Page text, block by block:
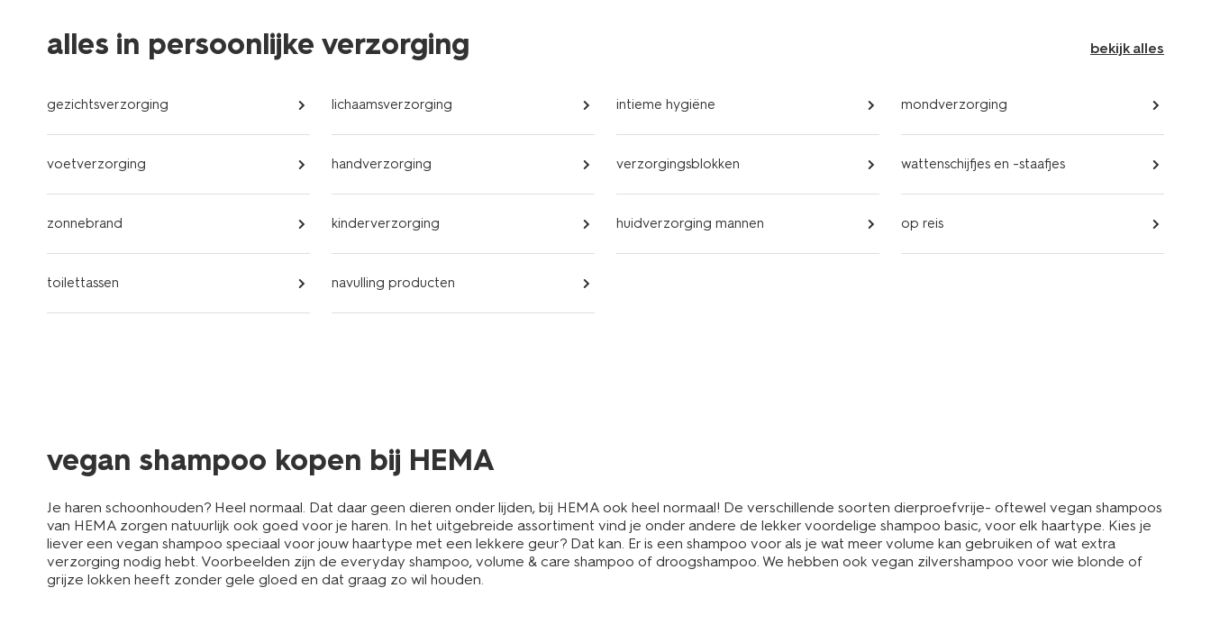
alles in persoonlijke verzorging bekijk alles
gezichtsverzorging lichaamsverzorging intieme hygiëne mondverzorging
voetverzorging handverzorging verzorgingsblokken wattenschijfjes en -staafjes
zonnebrand kinderverzorging huidverzorging mannen op reis
toilettassen navulling producten
vegan shampoo kopen bij HEMA
Je haren schoonhouden? Heel normaal. Dat daar geen dieren onder lijden, bij HEMA ook heel normaal! De verschillende soorten dierproefvrije- oftewel vegan shampoos
van HEMA zorgen natuurlijk ook goed voor je haren. In het uitgebreide assortiment vind je onder andere de lekker voordelige shampoo basic, voor elk haartype. Kies je
liever een vegan shampoo speciaal voor jouw haartype met een lekkere geur? Dat kan. Er is een shampoo voor als je wat meer volume kan gebruiken of wat extra
verzorging nodig hebt. Voorbeelden zijn de everyday shampoo, volume & care shampoo of droogshampoo. We hebben ook vegan zilvershampoo voor wie blonde of
grijze lokken heeft zonder gele gloed en dat graag zo wil houden.